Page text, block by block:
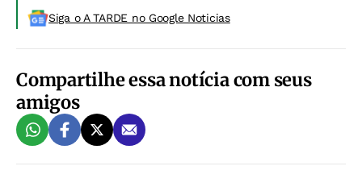
Siga o A TARDE no Google Noticias
Compartilhe essa notícia com seus
amigos